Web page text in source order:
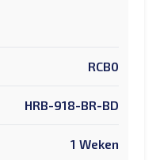
RCB0
HRB-918-BR-BD
1 Weken